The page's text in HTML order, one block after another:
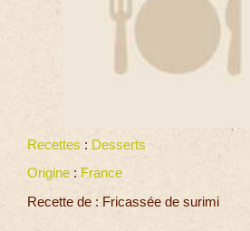
Recettes : Desserts
Origine : France
Recette de : Fricassée de surimi